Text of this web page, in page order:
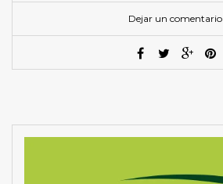
Dejar un comentario